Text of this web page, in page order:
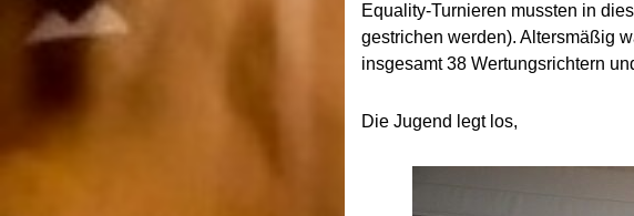
Equality-Turnieren mussten in
gestrichen werden). Altersmäßig
insgesamt 38 Wertungsrichtern
Die Jugend legt los,